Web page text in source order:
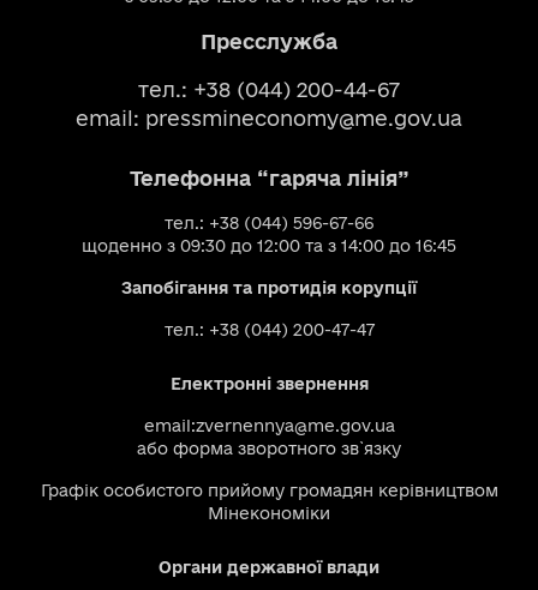
Пресслужба
тел.: +38 (044) 200-44-67
email: pressmineconomy@me.gov.ua
Телефонна “гаряча лінія”
тел.: +38 (044) 596-67-66
щоденно з 09:30 до 12:00 та з 14:00 до 16:45
Запобігання та протидія корупції
тел.: +38 (044) 200-47-47
Електронні звернення
email:zvernennya@me.gov.ua
або форма зворотного зв`язку
Графік особистого прийому громадян керівництвом
Мінекономіки
Органи державної влади